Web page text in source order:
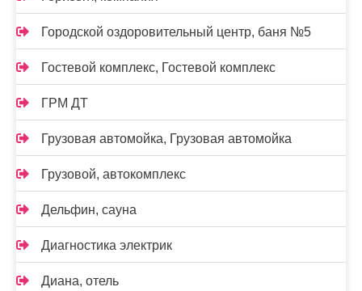
Городской оздоровительный центр, баня №5
Гостевой комплекс, Гостевой комплекс
ГРМ ДТ
Грузовая автомойка, Грузовая автомойка
Грузовой, автокомплекс
Дельфин, сауна
Диагностика электрик
Диана, отель